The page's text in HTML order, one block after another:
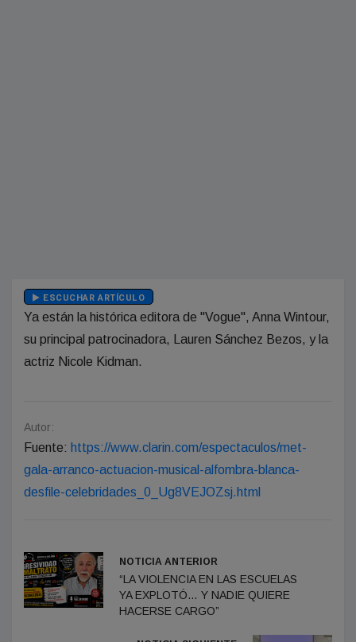
ESCUCHAR ARTÍCULO
Ya están la histórica editora de "Vogue", Anna Wintour,
su principal patrocinadora, Lauren Sánchez Bezos, y la
actriz Nicole Kidman.
Autor:
Fuente: https://www.clarin.com/espectaculos/met-
gala-arranco-actuacion-musical-alfombra-blanca-
desfile-celebridades_0_Ug8VEJOZsj.html
NOTICIA ANTERIOR
“LA VIOLENCIA EN LAS ESCUELAS
YA EXPLOTÓ… Y NADIE QUIERE
HACERSE CARGO”